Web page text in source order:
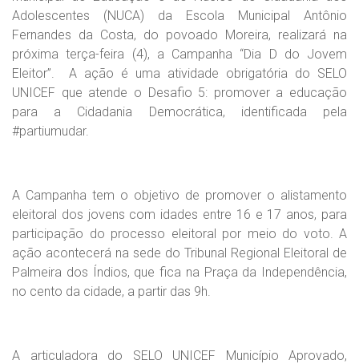
Adolescentes (NUCA) da Escola Municipal Antônio
Fernandes da Costa, do povoado Moreira, realizará na
próxima terça-feira (4), a Campanha “Dia D do Jovem
Eleitor”. A ação é uma atividade obrigatória do SELO
UNICEF que atende o Desafio 5: promover a educação
para a Cidadania Democrática, identificada pela
#partiumudar.
A Campanha tem o objetivo de promover o alistamento
eleitoral dos jovens com idades entre 16 e 17 anos, para
participação do processo eleitoral por meio do voto. A
ação acontecerá na sede do Tribunal Regional Eleitoral de
Palmeira dos Índios, que fica na Praça da Independência,
no cento da cidade, a partir das 9h.
A articuladora do SELO UNICEF Município Aprovado,